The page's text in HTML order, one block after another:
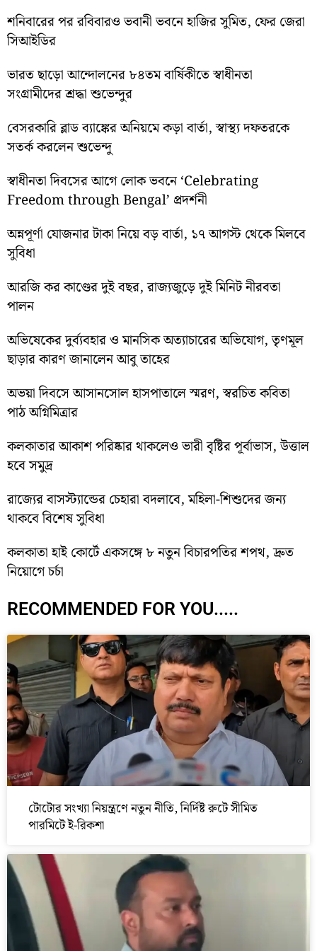
শনিবারের পর রবিবারও ভবানী ভবনে হাজির সুমিত, ফের জেরা
সিআইডির
ভারত ছাড়ো আন্দোলনের ৮৪তম বার্ষিকীতে স্বাধীনতা
সংগ্রামীদের শ্রদ্ধা শুভেন্দুর
বেসরকারি ব্লাড ব্যাঙ্কের অনিয়মে কড়া বার্তা, স্বাস্থ্য দফতরকে
সতর্ক করলেন শুভেন্দু
স্বাধীনতা দিবসের আগে লোক ভবনে ‘Celebrating
Freedom through Bengal’ প্রদর্শনী
অন্নপূর্ণা যোজনার টাকা নিয়ে বড় বার্তা, ১৭ আগস্ট থেকে মিলবে
সুবিধা
আরজি কর কাণ্ডের দুই বছর, রাজ্যজুড়ে দুই মিনিট নীরবতা
পালন
অভিষেকের দুর্ব্যবহার ও মানসিক অত্যাচারের অভিযোগ, তৃণমূল
ছাড়ার কারণ জানালেন আবু তাহের
অভয়া দিবসে আসানসোল হাসপাতালে স্মরণ, স্বরচিত কবিতা
পাঠ অগ্নিমিত্রার
কলকাতার আকাশ পরিষ্কার থাকলেও ভারী বৃষ্টির পূর্বাভাস, উত্তাল
হবে সমুদ্র
রাজ্যের বাসস্ট্যান্ডের চেহারা বদলাবে, মহিলা-শিশুদের জন্য
থাকবে বিশেষ সুবিধা
কলকাতা হাই কোর্টে একসঙ্গে ৮ নতুন বিচারপতির শপথ, দ্রুত
নিয়োগে চর্চা
RECOMMENDED FOR YOU.....
টোটোর সংখ্যা নিয়ন্ত্রণে নতুন নীতি, নির্দিষ্ট রুটে সীমিত
পারমিটে ই-রিকশা